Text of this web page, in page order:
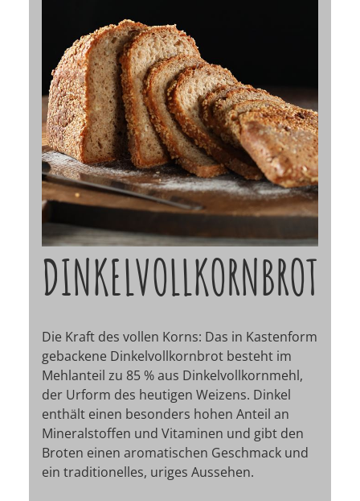
DINKELVOLLKORNBROT
Die Kraft des vollen Korns: Das in Kastenform
gebackene Dinkelvollkornbrot besteht im
Mehlanteil zu 85 % aus Dinkelvollkornmehl,
der Urform des heutigen Weizens. Dinkel
enthält einen besonders hohen Anteil an
Mineralstoffen und Vitaminen und gibt den
Broten einen aromatischen Geschmack und
ein traditionelles, uriges Aussehen.